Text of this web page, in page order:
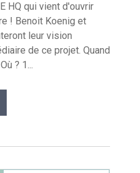
HQ qui vient d'ouvrir
! Benoit Koenig et
leur vision
de ce projet. Quand
? 1...